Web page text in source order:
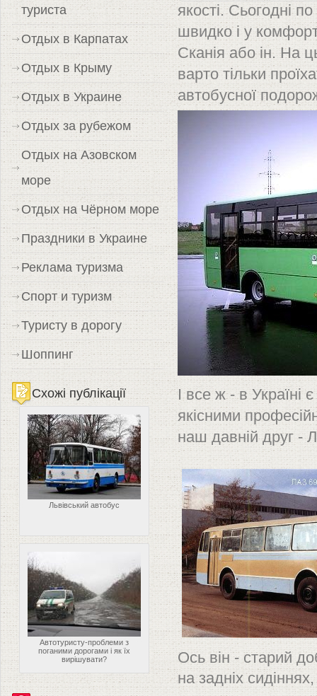
якості. Сьогодні
швидко і у
Сканія або ін. На
варто тільки
автобусної
І все ж - в Україні
якісними
наш давній друг -
Ось він - старий
на задніх
туриста
Отдых в Карпатах
Отдых в Крыму
Отдых в Украине
Отдых за рубежом
Отдых на Азовском
море
Отдых на Чёрном море
Праздники в Украине
Реклама туризма
Спорт и туризм
Туристу в дорогу
Шоппинг
Схожі публікації
Львівський автобус
Автотуристу-проблеми з
поганими дорогами і як їх
вирішувати?